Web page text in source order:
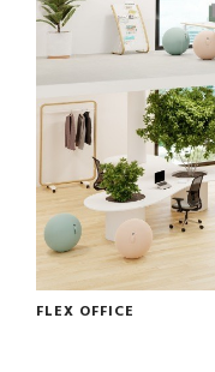
FLEX OFFICE